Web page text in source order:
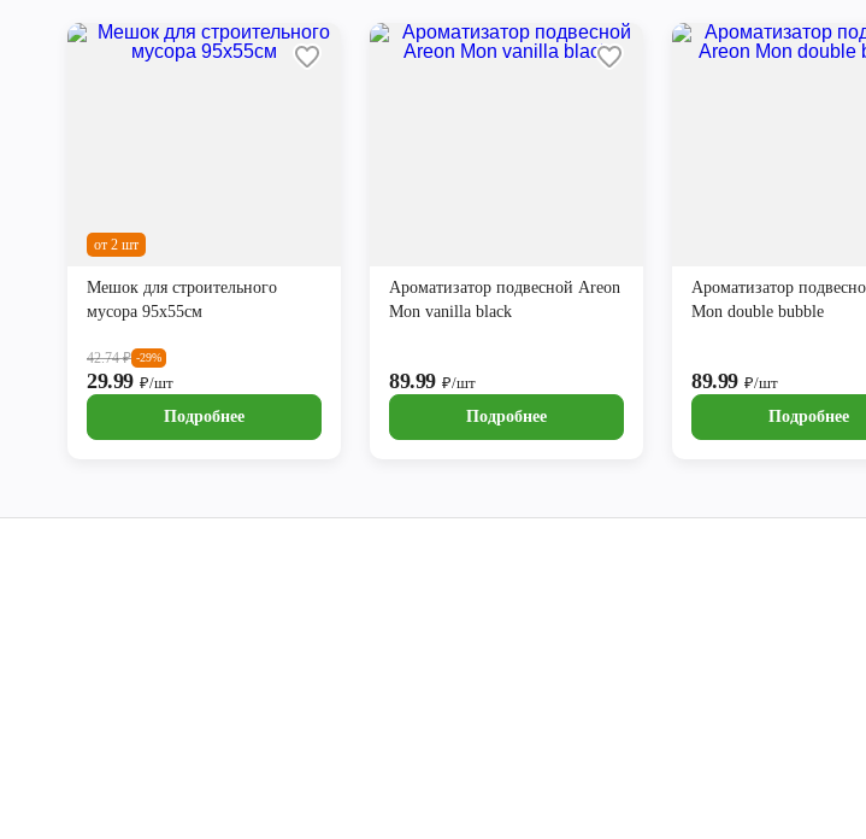
от 2 шт
Мешок для строительного
мусора 95х55см
42.74₽ -29%
29.99 ₽/шт
Подробнее
Ароматизатор подвесной Areon
Mon vanilla black
89.99 ₽/шт
Подробнее
Ароматизатор
Mon double bubble
89.99 ₽/шт
Подробнее